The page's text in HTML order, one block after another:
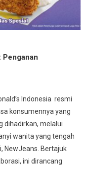
Penganan
Indonesia resmi
konsumennya yang
dihadirkan, melalui
wanita yang tengah
NewJeans. Bertajuk
ini dirancang